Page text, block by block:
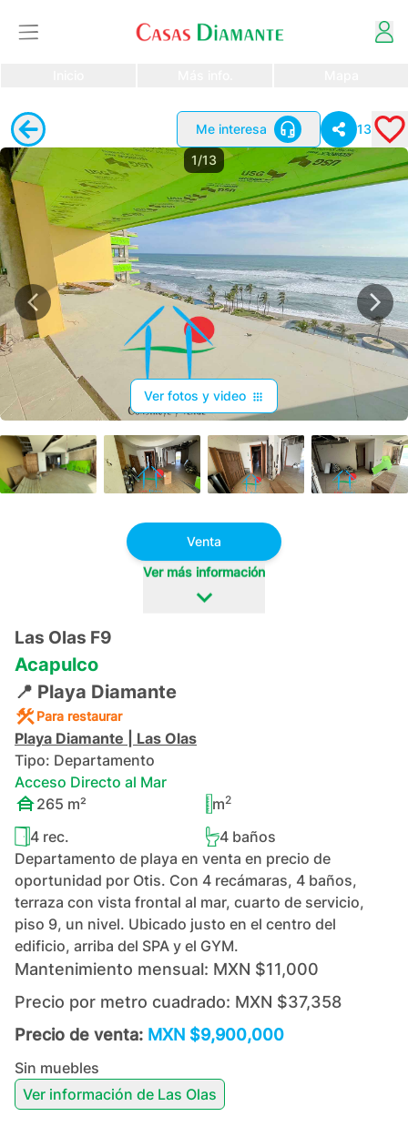
Me interesa
13
1/13
Ver fotos y video
Venta
Ver más información
Las Olas F9
Acapulco
📍 Playa Diamante
Para restaurar
Playa Diamante
Las Olas
Tipo: Departamento
Acceso Directo al Mar
265 m² m2
4 rec. 4baños
Departamento de playa en venta en precio de
oportunidad por Otis. Con 4 recámaras, 4 baños,
terraza con vista frontal al mar, cuarto de servicio,
piso 9, un nivel. Ubicado justo en el centro del
edificio, arriba del SPA y el GYM.
Mantenimiento mensual: MXN $11,000
Precio por metro cuadrado: MXN $37,358
Precio de venta: MXN $9,900,000
Sin muebles
Ver información de Las Olas